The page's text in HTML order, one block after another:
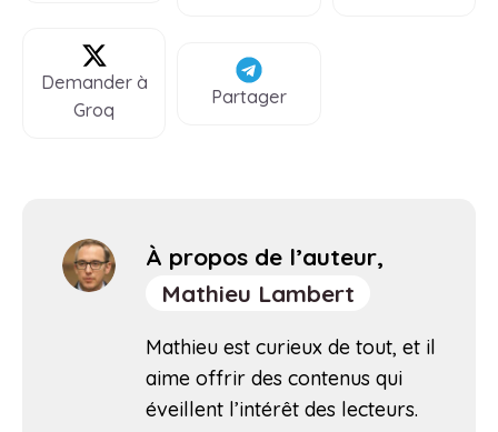
Demander à
Groq
Partager
À propos de l’auteur,
Mathieu Lambert
Mathieu est curieux de tout, et il
aime offrir des contenus qui
éveillent l’intérêt des lecteurs.